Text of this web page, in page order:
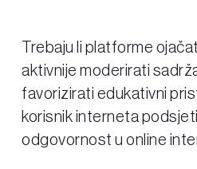
Trebaju li platforme
aktivnije moderirati
favorizirati edukativni
korisnik interneta
odgovornost u online